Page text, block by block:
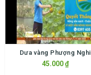
Dưa vàng Phượng Nghi
45.000 ₫